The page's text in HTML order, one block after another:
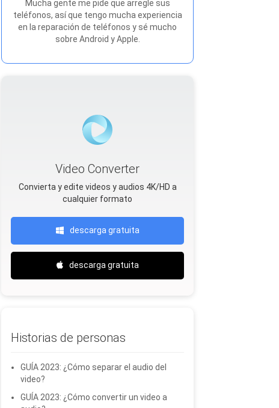
Mucha gente me pide que arregle sus
teléfonos, así que tengo mucha experiencia
en la reparación de teléfonos y sé mucho
sobre Android y Apple.
Video Converter
Convierta y edite videos y audios 4K/HD a
cualquier formato
descarga gratuita
descarga gratuita
Historias de personas
GUÍA 2023: ¿Cómo separar el audio del
video?
GUÍA 2023: ¿Cómo convertir un video a